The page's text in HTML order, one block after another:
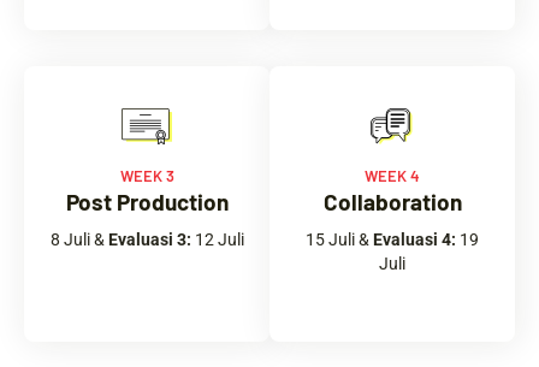
WEEK 3
Post Production
8 Juli & Evaluasi 3: 12 Juli
WEEK 4
Collaboration
15 Juli & Evaluasi 4: 19
Juli